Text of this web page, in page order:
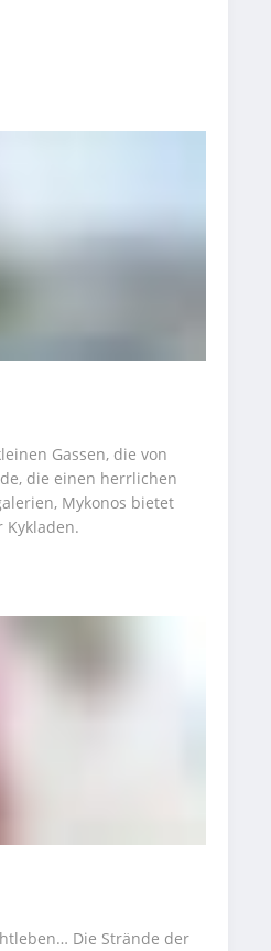
Gassen, die von
die einen herrlichen
Mykonos bietet
Kykladen.
Die Strände der